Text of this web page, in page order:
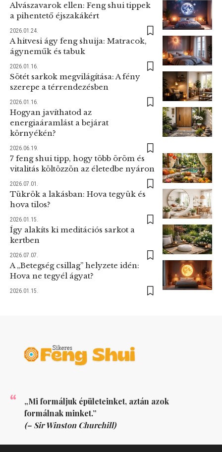
Alvászavarok ellen: Feng shui tippek
a pihentető éjszakákért
2026.01.24.
A hitvesi ágy feng shuija: Matracok,
ágyneműk és tabuk
2026.01.16.
Sötét sarkok megvilágítása: A fény
szerepe a térrendezésben
2026.01.16.
Hogyan javíthatod az
energiaáramlást a bejárat
környékén?
2026.06.19.
7 feng shui tipp, hogy több öröm és
vitalitás költözzön az életedbe nyáron
2026.07.01.
Tükrök a lakásban: Hova tegyük és
hova tilos?
2026.01.15.
Így alakíts ki meditációs sarkot a
kertben
2026.07.07.
A „Betegség csillag” helyzete idén:
Hova ne tegyél ágyat?
2026.01.15.
„Mi formáljuk épületeinket, aztán azok
formálnak minket.”
(– Sir Winston Churchill)